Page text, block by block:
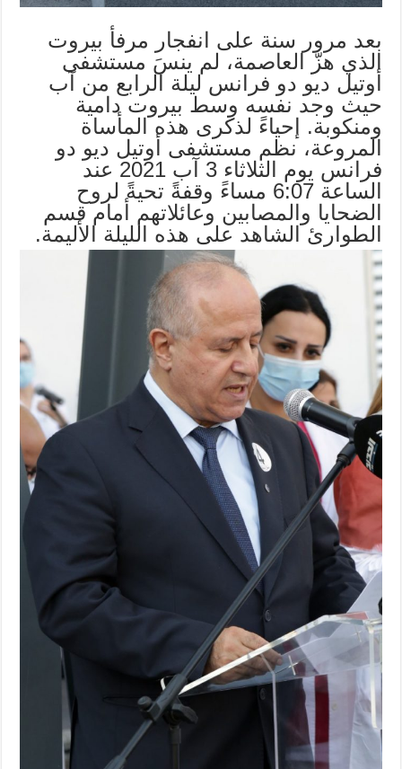
بعد مرور سنة على انفجار مرفأ بيروت
الذي هزّ العاصمة، لم ينسَ مستشفى
أوتيل ديو دو فرانس ليلة الرابع من آب
حيث وجد نفسه وسط بيروت دامية
ومنكوبة. إحياءً لذكرى هذه المأساة
المروعة، نظم مستشفى أوتيل ديو دو
فرانس يوم الثلاثاء 3 آب 2021 عند
الساعة 6:07 مساءً وقفةً تحيةً لروح
الضحايا والمصابين وعائلاتهم أمام قسم
الطوارئ الشاهد على هذه الليلة الأليمة.